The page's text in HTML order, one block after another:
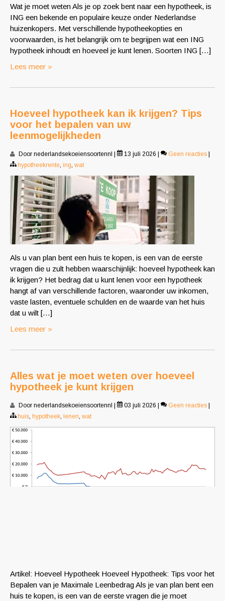
Wat je moet weten Als je op zoek bent naar een hypotheek, is
ING een bekende en populaire keuze onder Nederlandse
huizenkopers. Met verschillende hypotheekopties en
voorwaarden, is het belangrijk om te begrijpen wat een ING
hypotheek inhoudt en hoeveel je kunt lenen. Soorten ING […]
Lees meer »
Hoeveel hypotheek kan ik krijgen? Tips
voor het bepalen van uw
leenmogelijkheden
Door nederlandsekoeiensoortennl 13 juli 2026 Geen reacties
hypotheekrente, ing, wat
Als u van plan bent een huis te kopen, is een van de eerste
vragen die u zult hebben waarschijnlijk: hoeveel hypotheek kan
ik krijgen? Het bedrag dat u kunt lenen voor een hypotheek
hangt af van verschillende factoren, waaronder uw inkomen,
vaste lasten, eventuele schulden en de waarde van het huis
dat u wilt […]
Lees meer »
Alles wat je moet weten over hoeveel
hypotheek je kunt krijgen
Door nederlandsekoeiensoortennl 03 juli 2026 Geen reacties
huis, hypotheek, lenen, wat
Artikel: Hoeveel Hypotheek Hoeveel Hypotheek: Tips voor het
Bepalen van je Maximale Leenbedrag Als je van plan bent een
huis te kopen, is een van de eerste vragen die je moet